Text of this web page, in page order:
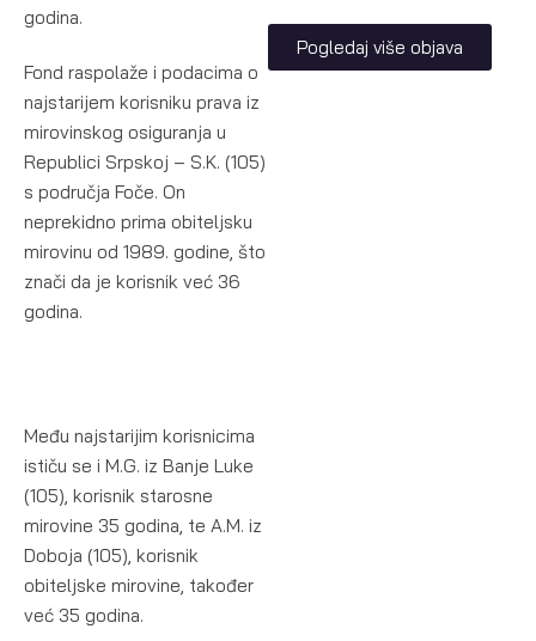
godina.
Fond raspolaže i podacima o
najstarijem korisniku prava iz
mirovinskog osiguranja u
Republici Srpskoj – S.K. (105)
s područja Foče. On
neprekidno prima obiteljsku
mirovinu od 1989. godine, što
znači da je korisnik već 36
godina.
Među najstarijim korisnicima
ističu se i M.G. iz Banje Luke
(105), korisnik starosne
mirovine 35 godina, te A.M. iz
Doboja (105), korisnik
obiteljske mirovine, također
već 35 godina.
Pogledaj više objava